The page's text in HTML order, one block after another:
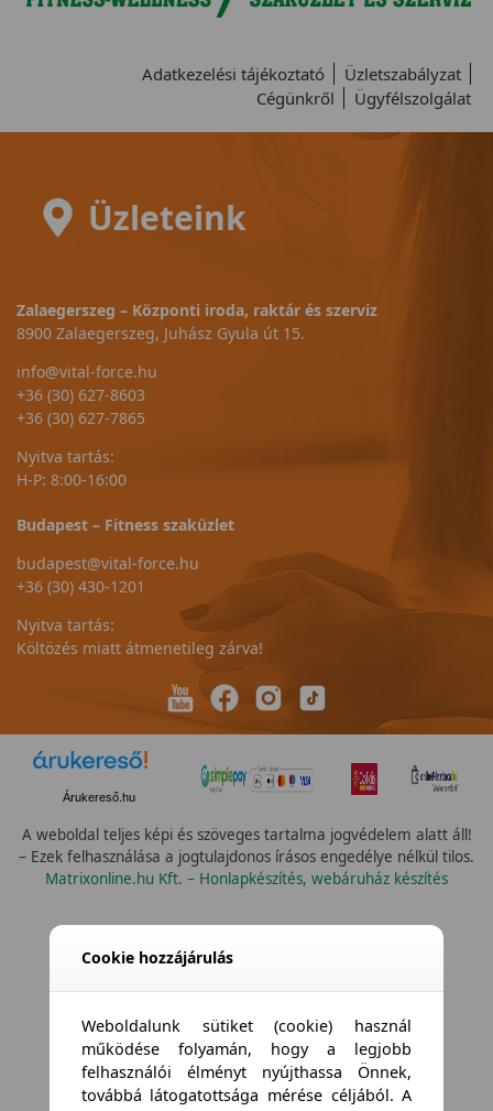
Adatkezelési tájékoztató
Üzletszabályzat
Cégünkről
Ügyfélszolgálat
Üzleteink
Zalaegerszeg – Központi iroda, raktár és szerviz
8900 Zalaegerszeg, Juhász Gyula út 15.
info@vital-force.hu
+36 (30) 627-8603
+36 (30) 627-7865
Nyitva tartás:
H-P: 8:00-16:00
Budapest – Fitness szaküzlet
budapest@vital-force.hu
+36 (30) 430-1201
Nyitva tartás:
Költözés miatt átmenetileg zárva!
Árukereső.hu
A weboldal teljes képi és szöveges tartalma jogvédelem alatt áll!
– Ezek felhasználása a jogtulajdonos írásos engedélye nélkül tilos.
Matrixonline.hu Kft. – Honlapkészítés, webáruház készítés
Cookie hozzájárulás
Weboldalunk sütiket (cookie) használ
működése folyamán, hogy a legjobb
felhasználói élményt nyújthassa Önnek,
továbbá látogatottsága mérése céljából. A